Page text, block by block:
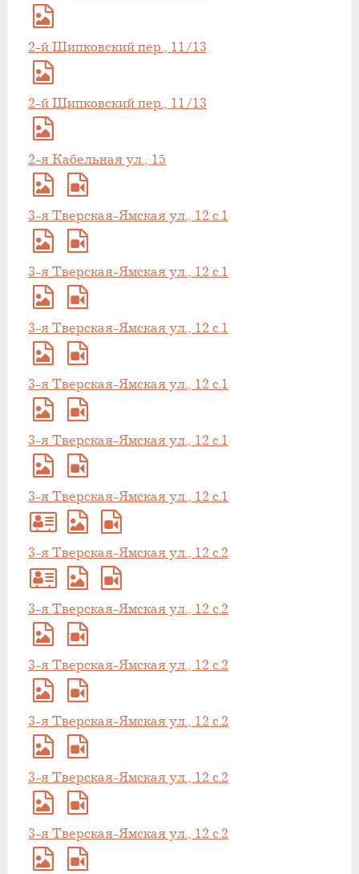
2-й Щипковский пер., 11/13
2-й Щипковский пер., 11/13
2-я Кабельная ул., 15
3-я Тверская-Ямская ул., 12 с.1
3-я Тверская-Ямская ул., 12 с.1
3-я Тверская-Ямская ул., 12 с.1
3-я Тверская-Ямская ул., 12 с.1
3-я Тверская-Ямская ул., 12 с.1
3-я Тверская-Ямская ул., 12 с.1
3-я Тверская-Ямская ул., 12 с.2
3-я Тверская-Ямская ул., 12 с.2
3-я Тверская-Ямская ул., 12 с.2
3-я Тверская-Ямская ул., 12 с.2
3-я Тверская-Ямская ул., 12 с.2
3-я Тверская-Ямская ул., 12 с.2